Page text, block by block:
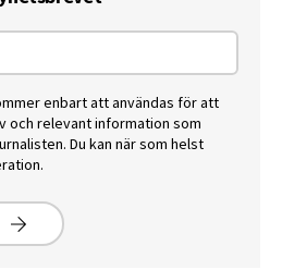
enbart att användas för att
och relevant information som
Du kan när som helst